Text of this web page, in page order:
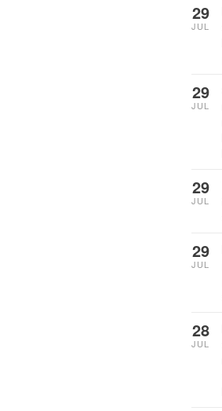
29
JUL
29
JUL
29
JUL
29
JUL
28
JUL